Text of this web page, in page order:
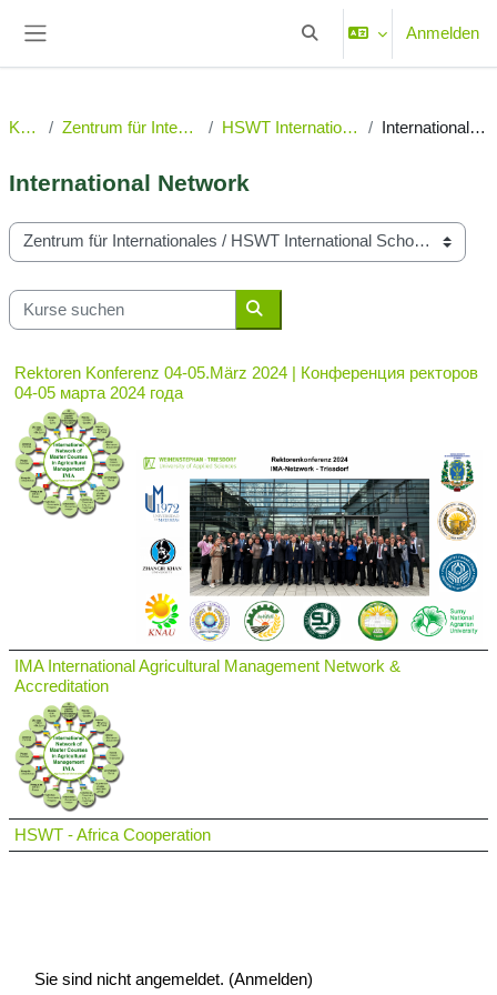
Sucheingabe umschalten
Anmelden
Kurse Zentrum für Internationales HSWT International School International Network
International Network
Kursbereiche
Kurse suchen
Kurse suchen
Rektoren Konferenz 04-05.März 2024 | Конференция ректоров
04-05 марта 2024 года
IMA International Agricultural Management Network &
Accreditation
HSWT - Africa Cooperation
Sie sind nicht angemeldet. (Anmelden)